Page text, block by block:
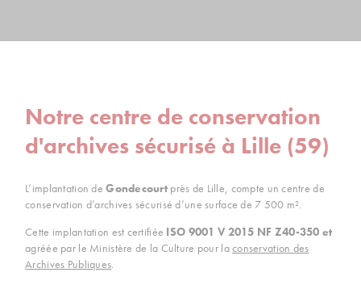
Notre centre de conservation
d'archives sécurisé à Lille (59)
L’implantation deGondecourt près de Lille, compte un centre de
conservation d’archives sécurisé d’une surface de 7 500 m².
Cette implantation est certifiée ISO 9001 V 2015 NF Z40-350 et
agréée par le Ministère de la Culture pour laconservation des
Archives Publiques.